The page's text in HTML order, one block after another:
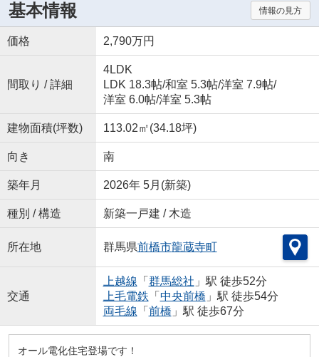
基本情報 情報の見方
価格 2,790万円
間取り / 詳細
4LDK
LDK 18.3帖/和室 5.3帖/洋室 7.9帖/
洋室 6.0帖/洋室 5.3帖
建物面積(坪数) 113.02㎡(34.18坪)
向き 南
築年月 2026年 5月(新築)
種別 / 構造 新築一戸建 / 木造
所在地 群馬県前橋市龍蔵寺町
交通
上越線 「 群馬総社 」駅 徒歩52分
上毛電鉄 「 中央前橋 」駅 徒歩54分
両毛線 「 前橋 」駅 徒歩67分
オール電化住宅登場です！